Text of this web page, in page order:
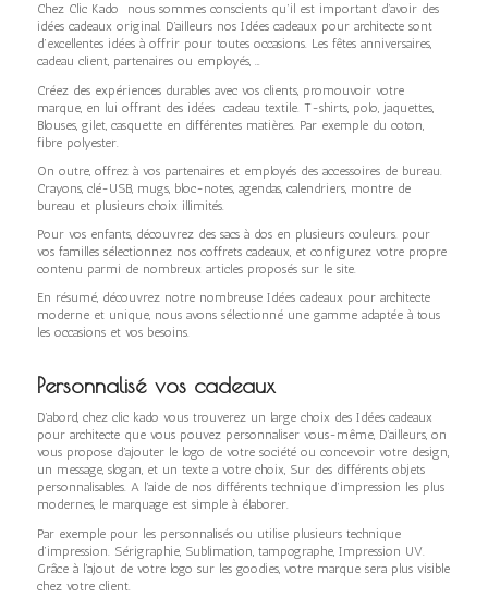
Chez Clic Kado nous sommes conscients qu’il est important d’avoir des
idées cadeaux original. D’ailleurs nos Idées cadeaux pour architecte sont
d’excellentes idées à offrir pour toutes occasions. Les fêtes anniversaires,
cadeau client, partenaires ou employés, …
Créez des expériences durables avec vos clients, promouvoir votre
marque, en lui offrant des idées cadeau textile. T-shirts, polo, jaquettes,
Blouses, gilet, casquette en différentes matières. Par exemple du coton,
fibre polyester.
On outre, offrez à vos partenaires et employés des accessoires de bureau.
Crayons, clé-USB, mugs, bloc-notes, agendas, calendriers, montre de
bureau et plusieurs choix illimités.
Pour vos enfants, découvrez des sacs à dos en plusieurs couleurs. pour
vos familles sélectionnez nos coffrets cadeaux, et configurez votre propre
contenu parmi de nombreux articles proposés sur le site.
En résumé, découvrez notre nombreuse Idées cadeaux pour architecte
moderne et unique, nous avons sélectionné une gamme adaptée à tous
les occasions et vos besoins.
Personnalisé vos cadeaux
D’abord, chez clic kado vous trouverez un large choix des Idées cadeaux
pour architecte que vous pouvez personnaliser vous-même, D’ailleurs, on
vous propose d’ajouter le logo de votre société ou concevoir votre design,
un message, slogan, et un texte a votre choix, Sur des différents objets
personnalisables. A l’aide de nos différents technique d’impression les plus
modernes, le marquage est simple à élaborer.
Par exemple pour les personnalisés ou utilise plusieurs technique
d’impression. Sérigraphie, Sublimation, tampographe, Impression UV.
Grâce à l’ajout de votre logo sur les goodies, votre marque sera plus visible
chez votre client.